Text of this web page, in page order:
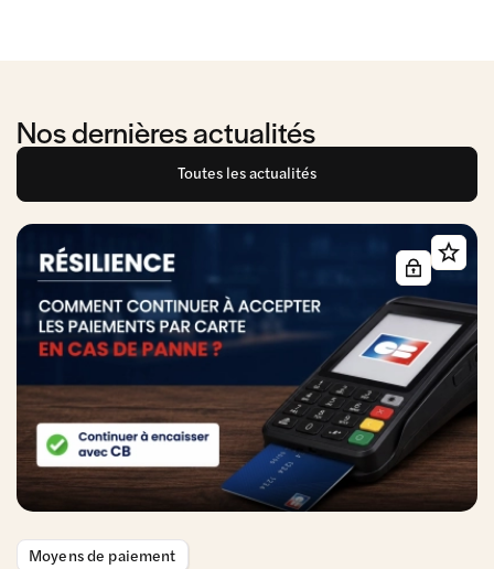
Nos dernières actualités
Toutes les actualités
Moyens de paiement